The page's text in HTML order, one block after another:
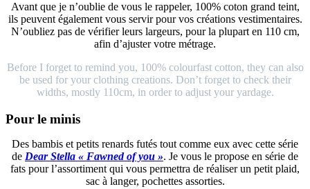
Avant que je n’oublie de vous le rappeler, 100% coton grand teint,
ils peuvent également vous servir pour vos créations vestimentaires.
N’oubliez pas de vérifier leurs largeurs, pour la plupart en 110 cm,
afin d’ajuster votre métrage.
Before I forget to remind you, 100% colourfast cotton, they can also
be used for your clothing creations. Don’t forget to check their
widths, mostly 110cm, in order to adjust your yardage.
Pour le minis
Des bambis et petits renards futés tout comme eux avec cette série
de Dear Stella « Fawned of you ». Je vous le propose en série de
fats pour l’assortiment qui vous permettra de réaliser un petit plaid,
sac à langer, pochettes assorties.